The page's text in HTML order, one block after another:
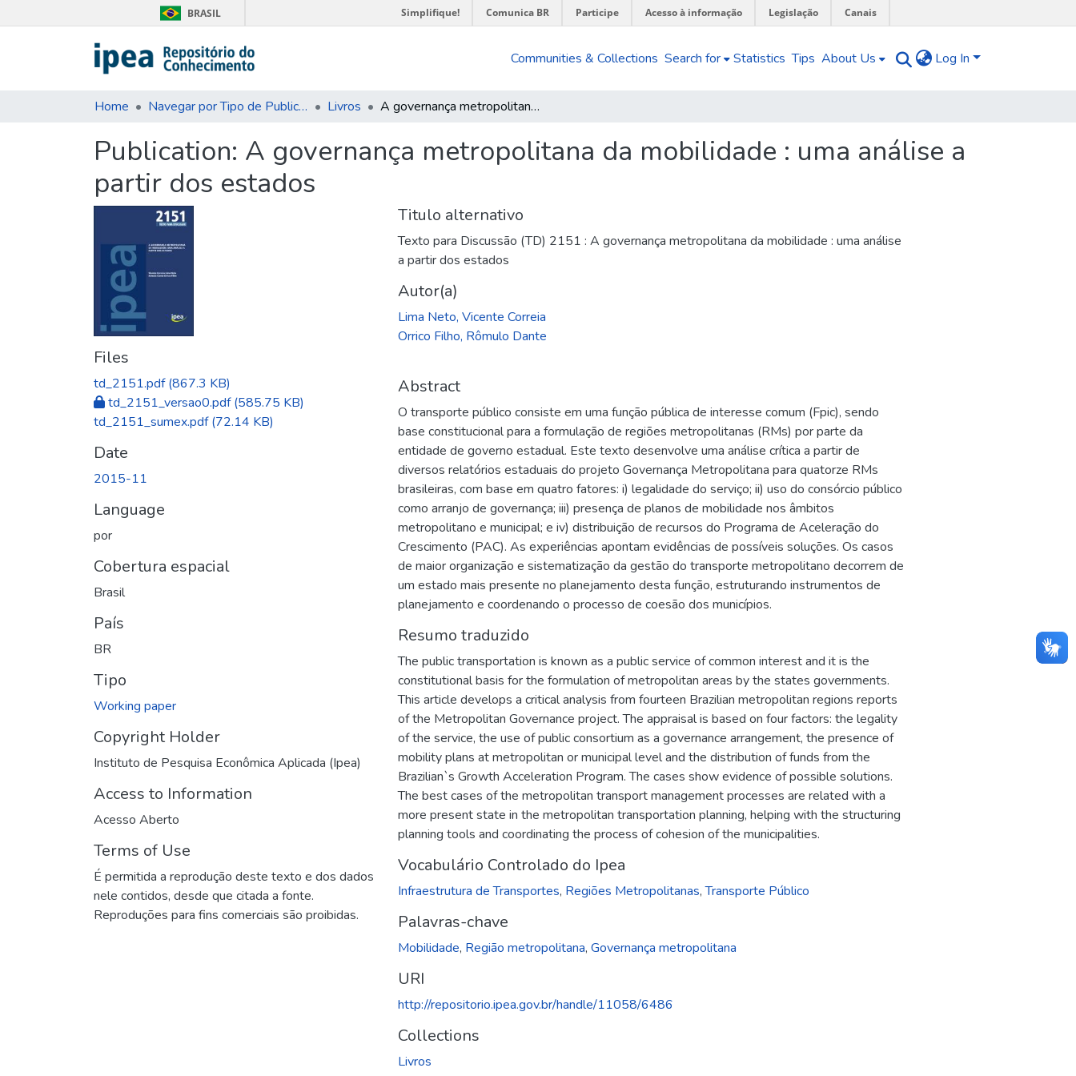
BRASIL Simplifique! Comunica BR Participe Acesso à informação Legislação Canais
Communities & Collections Search for Statistics Tips About Us Log In
Home Navegar por Tipo de Publicação Livros A governança metropolitana da mobilidade : uma análise a partir dos estados
Publication: A governança metropolitana da mobilidade : uma análise a
partir dos estados
Files
td_2151.pdf(867.3 KB)
td_2151_versao0.pdf(585.75 KB)
td_2151_sumex.pdf(72.14 KB)
Date
2015-11
Language
por
Cobertura espacial
Brasil
País
BR
Tipo
Working paper
Copyright Holder
Instituto de Pesquisa Econômica Aplicada (Ipea)
Access to Information
Acesso Aberto
Terms of Use
É permitida a reprodução deste texto e dos dados
nele contidos, desde que citada a fonte.
Reproduções para fins comerciais são proibidas.
Titulo alternativo
Texto para Discussão (TD) 2151 : A governança metropolitana da mobilidade : uma análise
a partir dos estados
Autor(a)
Lima Neto, Vicente Correia
Orrico Filho, Rômulo Dante
Abstract
O transporte público consiste em uma função pública de interesse comum (Fpic), sendo
base constitucional para a formulação de regiões metropolitanas (RMs) por parte da
entidade de governo estadual. Este texto desenvolve uma análise crítica a partir de
diversos relatórios estaduais do projeto Governança Metropolitana para quatorze RMs
brasileiras, com base em quatro fatores: i) legalidade do serviço; ii) uso do consórcio público
como arranjo de governança; iii) presença de planos de mobilidade nos âmbitos
metropolitano e municipal; e iv) distribuição de recursos do Programa de Aceleração do
Crescimento (PAC). As experiências apontam evidências de possíveis soluções. Os casos
de maior organização e sistematização da gestão do transporte metropolitano decorrem de
um estado mais presente no planejamento desta função, estruturando instrumentos de
planejamento e coordenando o processo de coesão dos municípios.
Resumo traduzido
The public transportation is known as a public service of common interest and it is the
constitutional basis for the formulation of metropolitan areas by the states governments.
This article develops a critical analysis from fourteen Brazilian metropolitan regions reports
of the Metropolitan Governance project. The appraisal is based on four factors: the legality
of the service, the use of public consortium as a governance arrangement, the presence of
mobility plans at metropolitan or municipal level and the distribution of funds from the
Brazilian`s Growth Acceleration Program. The cases show evidence of possible solutions.
The best cases of the metropolitan transport management processes are related with a
more present state in the metropolitan transportation planning, helping with the structuring
planning tools and coordinating the process of cohesion of the municipalities.
Vocabulário Controlado do Ipea
Infraestrutura de Transportes, Regiões Metropolitanas,Transporte Público
Palavras-chave
Mobilidade, Região metropolitana, Governança metropolitana
URI
http://repositorio.ipea.gov.br/handle/11058/6486
Collections
Livros